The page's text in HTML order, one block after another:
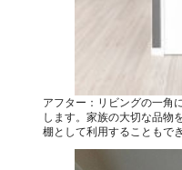
アフター：リビングの一角
します。家族の大切な品物
棚として利用することもでき